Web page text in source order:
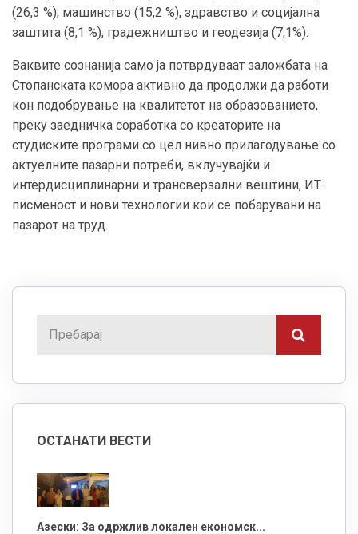
(26,3 %), машинство (15,2 %), здравство и социјална
заштита (8,1 %), градежништво и геодезија (7,1%).
Ваквите сознанија само ја потврдуваат заложбата на
Стопанската комора активно да продолжи да работи
кон подобрување на квалитетот на образованието,
преку заедничка соработка со креаторите на
студиските програми со цел нивно прилагодување со
актуелните пазарни потреби, вклучувајќи и
интердисциплинарни и трансверзални вештини, ИТ-
писменост и нови технологии кои се побарувани на
пазарот на труд.
ОСТАНАТИ ВЕСТИ
Азески: За одржлив локален економск...